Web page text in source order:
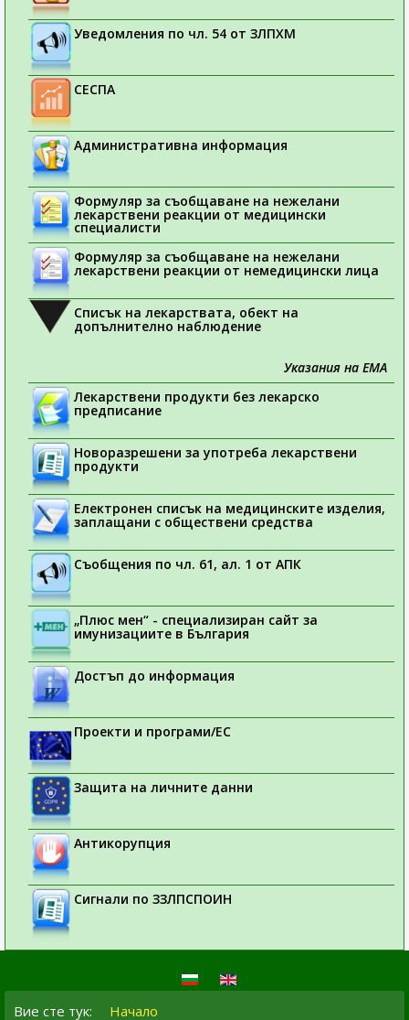
Уведомления по чл. 54 от ЗЛПХМ
СЕСПА
Административна информация
Формуляр за съобщаване на нежелани
лекарствени реакции от медицински
специалисти
Формуляр за съобщаване на нежелани
лекарствени реакции от немедицински лица
Списък на лекарствата, обект на
допълнително наблюдение
Указания на ЕМА
Лекарствени продукти без лекарско
предписание
Новоразрешени за употреба лекарствени
продукти
Електронен списък на медицинските изделия,
заплащани с обществени средства
Съобщения по чл. 61, ал. 1 от АПК
„Плюс мен“ - специализиран сайт за
имунизациите в България
Достъп до информация
Проекти и програми/ЕС
Защита на личните данни
Антикорупция
Сигнали по ЗЗЛПСПОИН
Вие сте тук: Начало